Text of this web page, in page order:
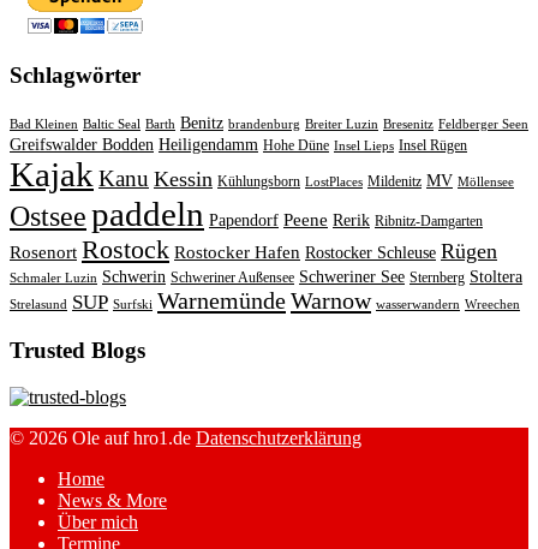
Schlagwörter
Bad Kleinen Baltic Seal Barth Benitz brandenburg Breiter Luzin Bresenitz Feldberger Seen
Greifswalder Bodden Heiligendamm Hohe Düne Insel Lieps Insel Rügen
Kajak Kanu Kessin Kühlungsborn LostPlaces Mildenitz MV Möllensee
Ostseepaddeln Papendorf Peene Rerik Ribnitz-Damgarten
Rosenort Rostock Rostocker Hafen Rostocker Schleuse Rügen
Schmaler Luzin Schwerin Schweriner Außensee Schweriner See Sternberg Stoltera
Strelasund SUP Surfski WarnemündeWarnow wasserwandern Wreechen
Trusted Blogs
© 2026 Ole auf hro1.de Datenschutzerklärung
Home
News & More
Über mich
Termine